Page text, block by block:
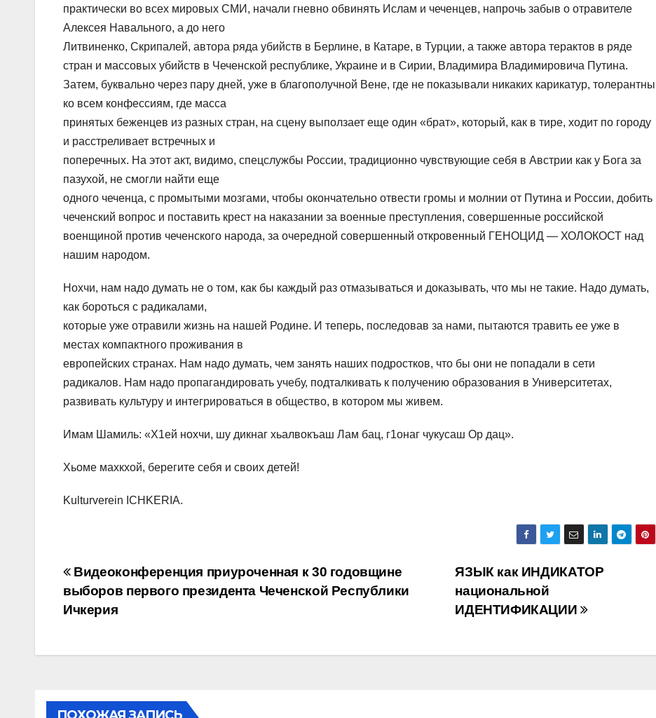
практически во всех мировых СМИ, начали гневно обвинять Ислам и чеченцев, напрочь забыв о отравителе
Алексея Навального, а до него
Литвиненко, Скрипалей, автора ряда убийств в Берлине, в Катаре, в Турции, а также автора терактов в ряде
стран и массовых убийств в Чеченской республике, Украине и в Сирии, Владимира Владимировича Путина.
Затем, буквально через пару дней, уже в благополучной Вене, где не показывали никаких карикатур, толерантны
ко всем конфессиям, где масса
принятых беженцев из разных стран, на сцену выползает еще один «брат», который, как в тире, ходит по городу
и расстреливает встречных и
поперечных. На этот акт, видимо, спецслужбы России, традиционно чувствующие себя в Австрии как у Бога за
пазухой, не смогли найти еще
одного чеченца, с промытыми мозгами, чтобы окончательно отвести громы и молнии от Путина и России, добить
чеченский вопрос и поставить крест на наказании за военные преступления, совершенные российской
военщиной против чеченского народа, за очередной совершенный откровенный ГЕНОЦИД — ХОЛОКОСТ над
нашим народом.
Нохчи, нам надо думать не о том, как бы каждый раз отмазываться и доказывать, что мы не такие. Надо думать,
как бороться с радикалами,
которые уже отравили жизнь на нашей Родине. И теперь, последовав за нами, пытаются травить ее уже в
местах компактного проживания в
европейских странах. Нам надо думать, чем занять наших подростков, что бы они не попадали в сети
радикалов. Нам надо пропагандировать учебу, подталкивать к получению образования в Университетах,
развивать культуру и интегрироваться в общество, в котором мы живем.
Имам Шамиль: «Х1eй нохчи, шу дикнаг хьалвокъаш Лам бац, г1онаг чукусаш Oр дац».
Хьомe махкхой, берегите себя и своих детей!
Kulturverein ICHKERIA.
Навигация
по
записям
ЯЗЫК как ИНДИКАТОР
национальной
ИДЕНТИФИКАЦИИ
Видеоконференция приуроченная к 30 годовщине
выборов первого президента Чеченской Республики
Ичкерия